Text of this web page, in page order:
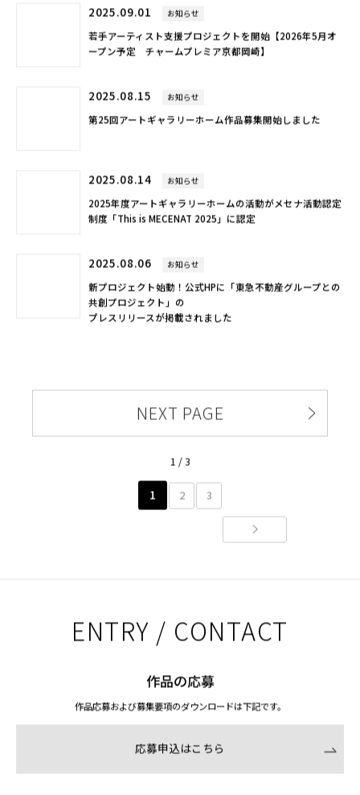
2025.09.01 お知らせ
若手アーティスト支援プロジェクトを開始【2026年5月オ
ープン予定 チャームプレミア京都岡崎】
2025.08.15 お知らせ
第25回アートギャラリーホーム作品募集開始しました
2025.08.14 お知らせ
2025年度アートギャラリーホームの活動がメセナ活動認定
制度「This is MECENAT 2025」に認定
2025.08.06 お知らせ
新プロジェクト始動！公式HPに「東急不動産グループとの
共創プロジェクト」の
プレスリリースが掲載されました
NEXT PAGE
1 / 3
1 2 3
ENTRY / CONTACT
作品の応募
作品応募および募集要項のダウンロードは下記です。
応募申込はこちら